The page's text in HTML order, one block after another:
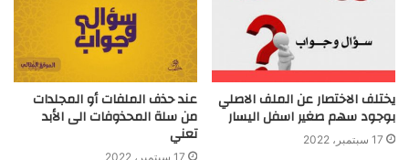
يختلف الاختصار عن الملف الاصلي
بوجود سهم صغير اسفل اليسار
17 سبتمبر، 2022
عند حذف الملفات أو المجلدات
من سلة المحذوفات الى الأبد
تعني
17 سبتمبر، 2022